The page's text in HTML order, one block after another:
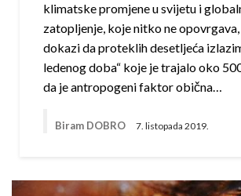
klimatske promjene u svijetu i
zatopljenje, koje nitko ne
dokazi da proteklih desetljeća
ledenog doba“ koje je trajalo oko
da je antropogeni faktor obična…
Biram DOBRO 7. listopada 2019.